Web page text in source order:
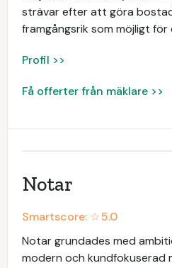
strävar efter att göra
framgångsrik som möjligt för
Profil >>
Få offerter från mäklare >>
Notar
Smartscore: ☆5.0
Notar grundades med
modern och kundfokuserad